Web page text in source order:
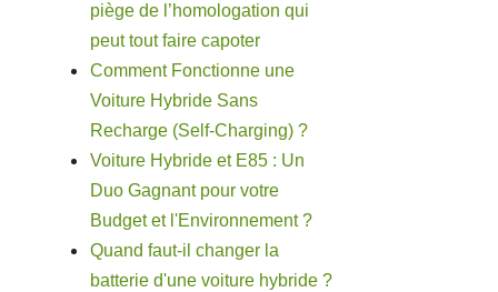
piège de l’homologation qui
peut tout faire capoter
Comment Fonctionne une
Voiture Hybride Sans
Recharge (Self-Charging) ?
Voiture Hybride et E85 : Un
Duo Gagnant pour votre
Budget et l'Environnement ?
Quand faut-il changer la
batterie d'une voiture hybride ?